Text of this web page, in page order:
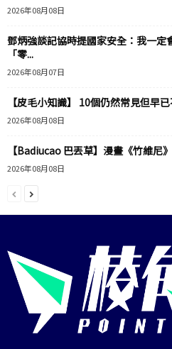
2026年08月08日
鄧炳強談記協時提國家安全：我一
「零...
2026年08月07日
【皮毛小知識】 10個仍然常見但早
2026年08月08日
【Badiucao 巴丟草】漫畫《竹維尼》
2026年08月08日